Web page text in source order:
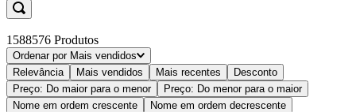
1588576 Produtos
Ordenar por Mais vendidos
Relevância
Mais vendidos Mais recentes
Desconto
Preço: Do maior para o menor
Preço: Do menor para o maior
Nome em ordem crescente
Nome em ordem decrescente